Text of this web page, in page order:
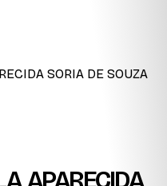
SORIA DE SOUZA